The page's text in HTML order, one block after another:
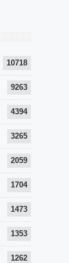
10718
9263
4394
3265
2059
1704
1473
1353
1262